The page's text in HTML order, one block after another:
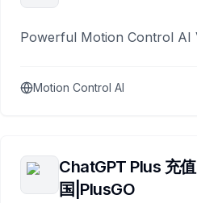
Powerful Motion Control AI
Motion Control AI
ChatGPT Plus 充
国|PlusGO